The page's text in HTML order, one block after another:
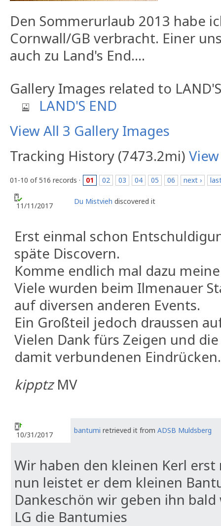
Den Sommerurlaub 2013 habe
Cornwall/GB verbracht. Einer
auch zu Land's End....
Gallery Images related to
LAND'S END
View All 3 Gallery Images
Tracking History (7473.2mi)
01-10 of 516 records · 01 02 03 04 05 06 next ›
11/11/2017 Du Mistvieh discovered it
Erst einmal schon
späte Discovern.
Komme endlich mal dazu
Viele wurden beim Ilmenauer
auf diversen anderen Events.
Ein Großteil jedoch draussen
Vielen Dank fürs Zeigen und
damit verbundenen Eindrücken.
kipptzMV
10/31/2017 bantumi retrieved it from ADSB Muldsberg
Wir haben den kleinen Kerl
nun leistet er dem kleinen
Dankeschön wir geben ihn bald
LG die Bantumies